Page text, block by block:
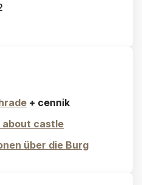
+ cennik
castle
über die Burg